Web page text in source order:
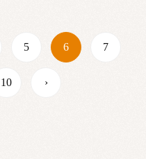
5 6 7
10 ›